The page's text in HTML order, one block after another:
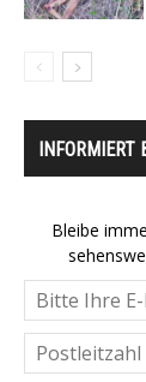
INFORMIERT
Bleibe